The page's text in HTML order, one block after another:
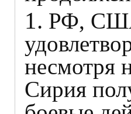
1. РФ,
несмотря
Сирия